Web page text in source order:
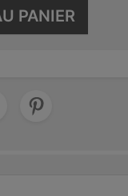
PANIER